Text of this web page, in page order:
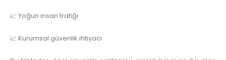
📈 Yoğun insan trafiği
📈 Kurumsal güvenlik ihtiyacı